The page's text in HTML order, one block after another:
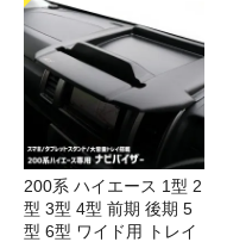
200系 ハイエース 1型 2
型 3型 4型 前期 後期 5
型 6型 ワイド用 トレイ